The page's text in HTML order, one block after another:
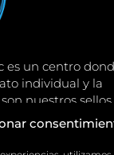
es un centro
individual y la
nuestros